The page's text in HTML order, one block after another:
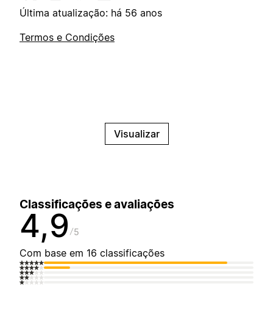
Última atualização: há 56 anos
Termos e Condições
Visualizar
Classificações e avaliações
4,9 5
Com base em 16 classificações